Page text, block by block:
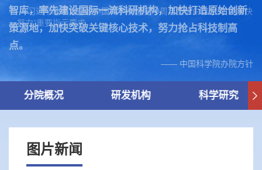
智库，率先建设国际一流科研机构，加快打造原始创新
策源地，加快突破关键核心技术，努力抢占科技制高
点。
—— 中国科学院办院方针
—— 习近平总书记在致中国科学院建院70周年贺信中作出的“两加快
一努力”重要指示要求
分院概况 研发机构 科学研究
图片新闻